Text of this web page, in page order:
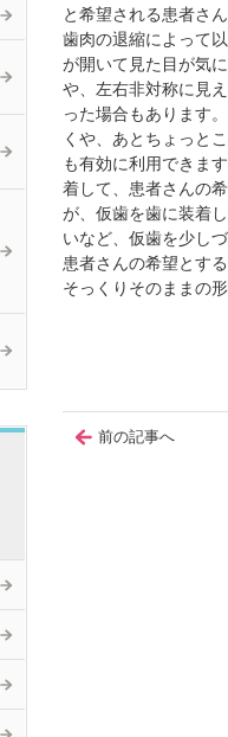
と希望される患者さ
歯肉の退縮によって
が開いて見た目が気
や、左右非対称に見
った場合もあります
くや、あとちょっと
も有効に利用できま
着して、患者さんの
が、仮歯を歯に装着
いなど、仮歯を少し
患者さんの希望とす
そっくりそのままの
前の記事へ